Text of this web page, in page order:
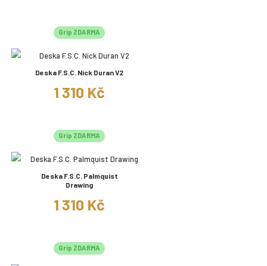
Grip ZDARMA
Deska F.S.C. Nick Duran V2
1 310 Kč
Grip ZDARMA
Deska F.S.C. Palmquist
Drawing
1 310 Kč
Grip ZDARMA